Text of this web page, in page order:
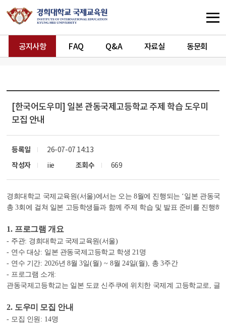
공지사항 FAQ Q&A 자료실 동문회
[한국어도우미] 일본 관동국제고등학교 주제 학습 도우미
모집 안내
등록일
26-07-07 14:13
작성자
iie 조회수 669
경희대학교 국제교육원 (서울)에서는 오는 8월에 진행되는 ‘일본 관동국
총3회에 걸쳐 일본 고등학생들과 함께 주제 학습 및 발표 준비를 진행하
1. 프로그램 개요
- 주관: 경희대학교 국제교육원 (서울)
- 연수 대상: 일본 관동국제고등학교 학생 21 명
- 연수 기간: 2026년8월3일(월) ~ 8월 24일(월), 총3주간
- 프로그램 소개 :
관동국제고등학교는 일본 도쿄 신주쿠에 위치한 국제계 고등학교로
글
2. 도우미 모집 안내
- 모집 인원 : 14명